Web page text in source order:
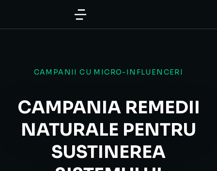
CAMPANII CU MICRO-INFLUENCERI
CAMPANIA REMEDII
NATURALE PENTRU
SUSTINEREA